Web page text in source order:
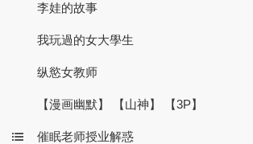
李娃的故事
我玩過的女大學生
纵慾女教师
【漫画幽默】 【山神】 【3P】
催眠老师授业解惑